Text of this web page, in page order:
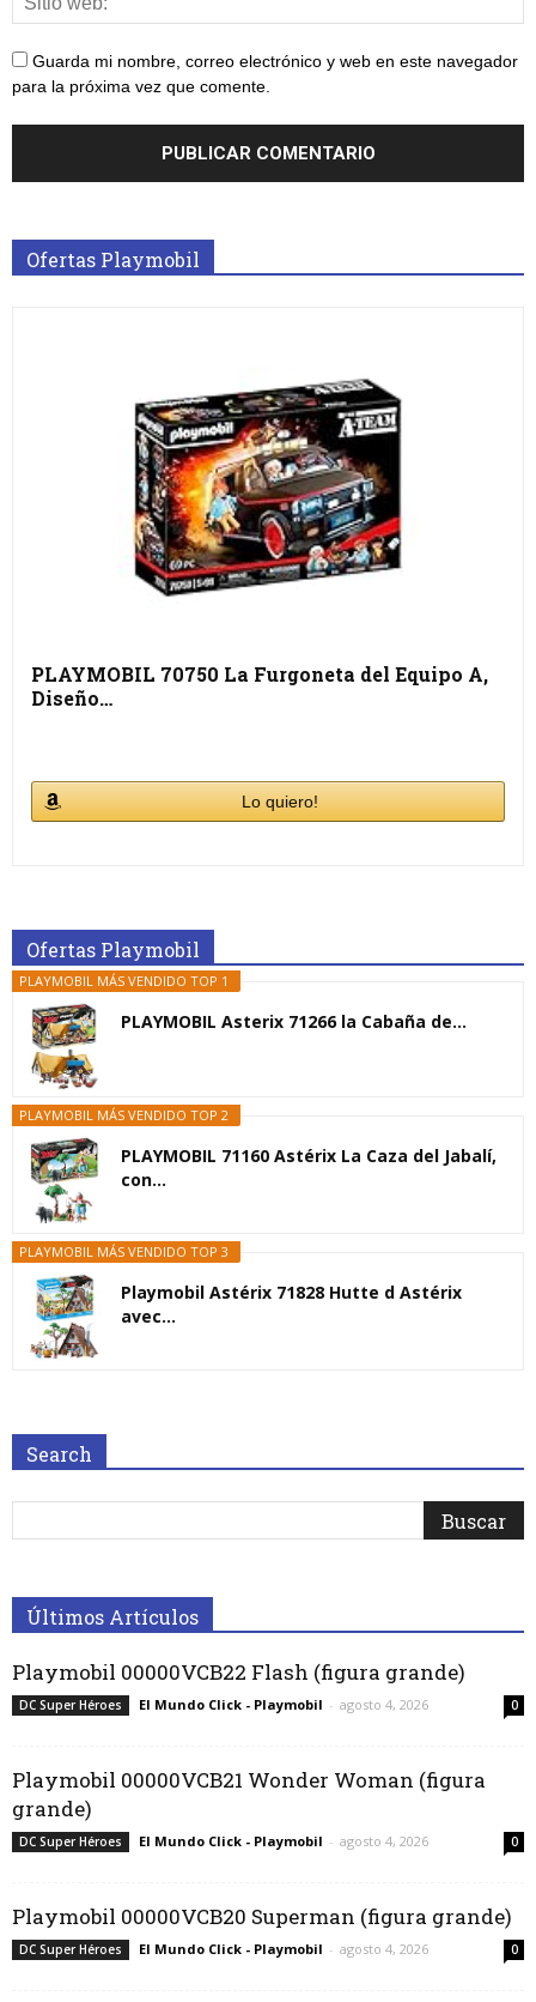
Guarda mi nombre, correo electrónico y web en este navegador
para la próxima vez que comente.
Ofertas Playmobil
PLAYMOBIL 70750 La Furgoneta del Equipo A,
Diseño…
Lo quiero!
Ofertas Playmobil
PLAYMOBIL MÁS VENDIDO TOP 1
PLAYMOBIL Asterix 71266 la Cabaña de...
PLAYMOBIL MÁS VENDIDO TOP 2
PLAYMOBIL 71160 Astérix La Caza del Jabalí,
con...
PLAYMOBIL MÁS VENDIDO TOP 3
Playmobil Astérix 71828 Hutte d Astérix
avec...
Search
Últimos Artículos
Playmobil 00000VCB22 Flash (figura grande)
DC Super Héroes El Mundo Click - Playmobil - agosto 4, 2026 0
Playmobil 00000VCB21 Wonder Woman (figura
grande)
DC Super Héroes El Mundo Click - Playmobil - agosto 4, 2026 0
Playmobil 00000VCB20 Superman (figura grande)
DC Super Héroes El Mundo Click - Playmobil - agosto 4, 2026 0